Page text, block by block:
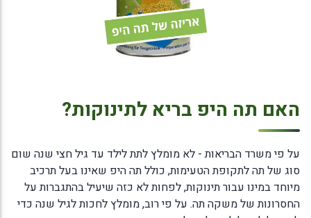
האם תה היפ בריא לתינוקות?
על פי משרד הבריאות - לא מומלץ לתת לילד עד גיל חצי שנה שום
סוג של תה לתקופת הטעימות, כולל תה היפ שאינו בעל תרכיב
מיוחד במינו עבור תינוקות, לפחות לא כזה שיעיל בהתגברות על
החסרונות של משקה תה. על פי רוב, מומלץ לחכות לגיל שנה כדי